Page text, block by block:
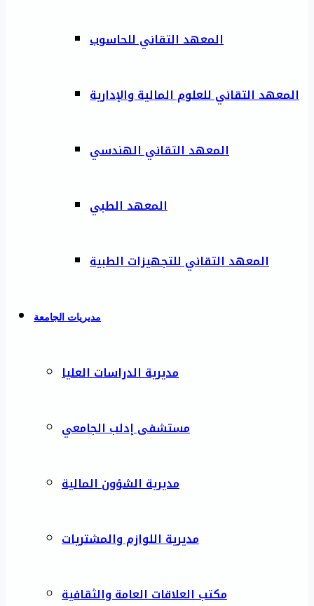
المعهد التقاني للحاسوب
المعهد التقاني للعلوم المالية والإدارية
المعهد التقاني الهندسي
المعهد الطبي
المعهد التقاني للتجهيزات الطبية
مديريات الجامعة
مديرية الدراسات العليا
مستشفى إدلب الجامعي
مديرية الشؤون المالية
مديرية اللوازم والمشتريات
مكتب العلاقات العامة والثقافية